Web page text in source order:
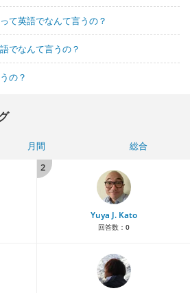
て英語でなんて言うの？
でなんて言うの？
の？
月間
総合
2
Yuya J. Kato
回答数： 0